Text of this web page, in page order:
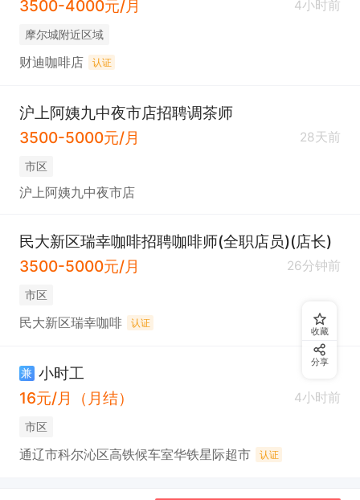
3500-4000元/月
4小时前
摩尔城附近区域
财迪咖啡店 认证
沪上阿姨九中夜市店招聘调茶师
3500-5000元/月
28天前
市区
沪上阿姨九中夜市店
民大新区瑞幸咖啡招聘咖啡师(全职店员)(店长)
3500-5000元/月
26分钟前
市区
民大新区瑞幸咖啡 认证
兼 小时工
16元/月（月结）
4小时前
市区
通辽市科尔沁区高铁候车室华铁星际超市 认证
收藏
分享